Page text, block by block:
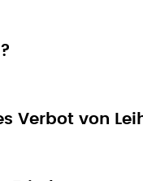
Verbot von
Frieden